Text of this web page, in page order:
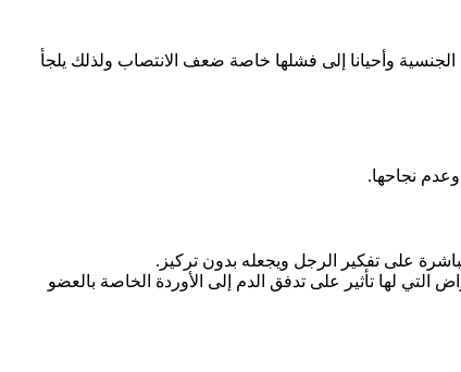
وأحيانا إلى فشلها خاصة ضعف الانتصاب ولذلك يلجأ
نجاحها.
على تفكير الرجل ويجعله بدون تركيز.
لها تأثير على تدفق الدم إلى الأوردة الخاصة بالعضو